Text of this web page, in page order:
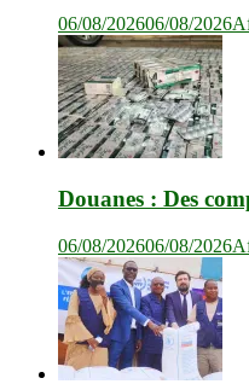
06/08/202606/08/2026
Douanes : Des
06/08/202606/08/2026